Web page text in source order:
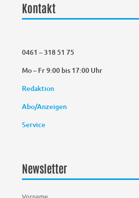
Kontakt
0461 – 318 51 75
Mo – Fr 9:00 bis 17:00 Uhr
Redaktion
Abo/Anzeigen
Service
Newsletter
Vorname